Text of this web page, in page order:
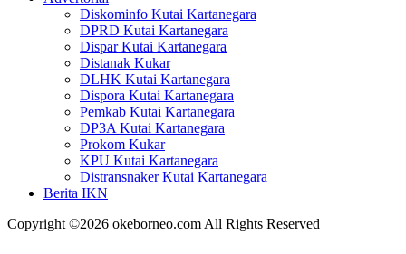
Diskominfo Kutai Kartanegara
DPRD Kutai Kartanegara
Dispar Kutai Kartanegara
Distanak Kukar
DLHK Kutai Kartanegara
Dispora Kutai Kartanegara
Pemkab Kutai Kartanegara
DP3A Kutai Kartanegara
Prokom Kukar
KPU Kutai Kartanegara
Distransnaker Kutai Kartanegara
Berita IKN
Copyright ©2026 okeborneo.com All Rights Reserved